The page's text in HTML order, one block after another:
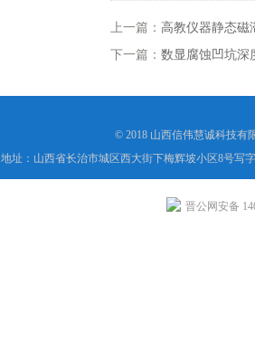
上一篇： 高教仪器静态磁
下一篇： 数显腐蚀凹坑深
© 2018 山西信伟慧诚科技有
地址：山西省长治市城区西大街下梅辉坡小区8号写
晋公网安备